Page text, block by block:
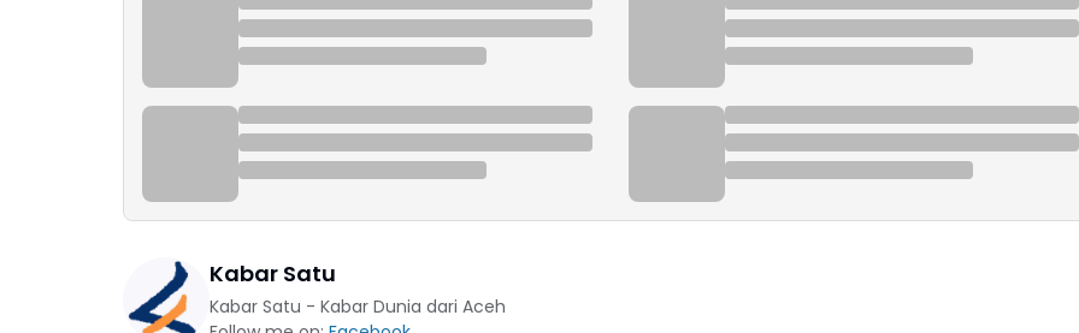
Kabar Satu
Kabar Satu - Kabar Dunia dari Aceh